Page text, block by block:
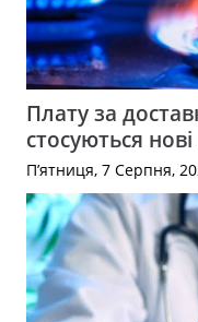
Плату за
стосуються
П’ятниця, 7 Серпня,